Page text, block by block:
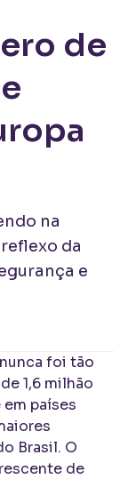
de
na
da
e
foi tão
1,6 milhão
países
Brasil. O
de